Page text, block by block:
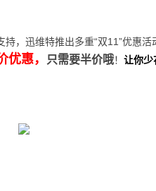
，迅维特推出多重“双11”优惠活
优惠， 只需要半价哦！ 让你少